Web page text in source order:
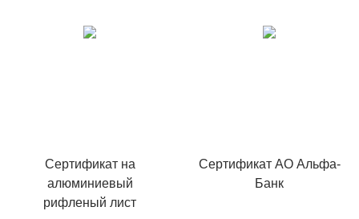
Сертификат на
алюминиевый
рифленый лист
Сертификат АО Альфа-
Банк